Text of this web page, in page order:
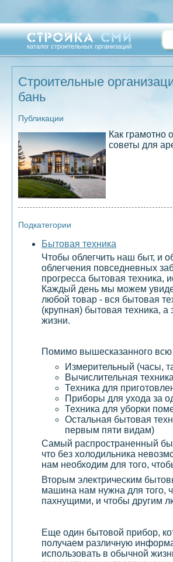
каталог строительных организаций
Строительные
бань
Публикации
Как
советы для
Подкатегории
Бытовая техника
Чтобы облегчить наш быт, и
облегчения повседневных
прогресса бытовая техника,
Каждый день мы можем
любой товар - вся бытовая
(крупная) бытовая техника,
жизни.
Помимо вышесказанного всю
Измерительный (часы,
Вычислительная
Техника для
Приборы для ухода за
Техника для уборки
Остальная бытовая
первым пяти видам)
Самый распространенный
что без холодильника
нам необходим для того,
Вторым электрическим
машина нам нужна для того,
пахнущими, и чтобы другим
Еще один бытовой прибор,
получаем различную
использовать в обычной